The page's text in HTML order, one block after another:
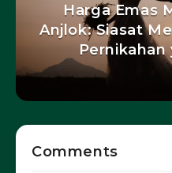
Harga Emas
Anjlok: Siasat
Comments